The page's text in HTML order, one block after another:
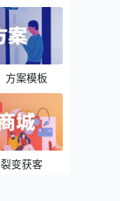
方案模板
变获客